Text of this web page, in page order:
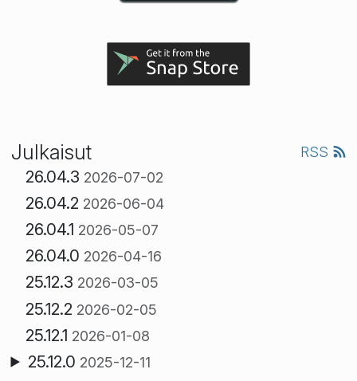
Julkaisut RSS
26.04.3 2026-07-02
26.04.2 2026-06-04
26.04.1 2026-05-07
26.04.0 2026-04-16
25.12.3 2026-03-05
25.12.2 2026-02-05
25.12.1 2026-01-08
25.12.0 2025-12-11